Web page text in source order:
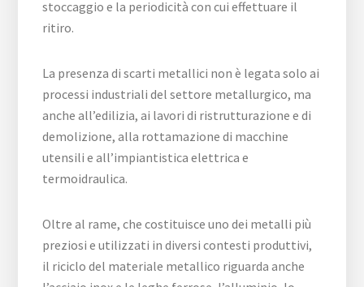
stoccaggio e la periodicità con cui effettuare il
ritiro.
La presenza di scarti metallici non è legata solo ai
processi industriali del settore metallurgico, ma
anche all’edilizia, ai lavori di ristrutturazione e di
demolizione, alla rottamazione di macchine
utensili e all’impiantistica elettrica e
termoidraulica.
Oltre al rame, che costituisce uno dei metalli più
preziosi e utilizzati in diversi contesti produttivi,
il riciclo del materiale metallico riguarda anche